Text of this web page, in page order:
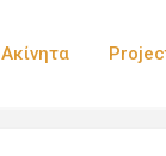
Ακίνητα